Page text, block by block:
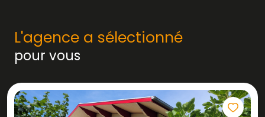
L'agence a sélectionné
pour vous